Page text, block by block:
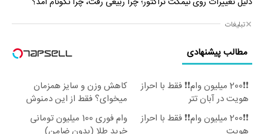
تبلیغات
مطالب پیشنهادی
❗❗200 میلیون وام❗❗ فقط با احراز
هویت در آبان تتر
کاهش وزن و سایز همزمان
میخوای؟ فقط از این دمنوش
برمیاد.
❗❗200 میلیون وام❗❗ فقط با احراز
وام فوری 100 میلیون تومانی